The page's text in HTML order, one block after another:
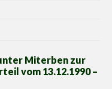
Miterben zur
vom 13.12.1990 –